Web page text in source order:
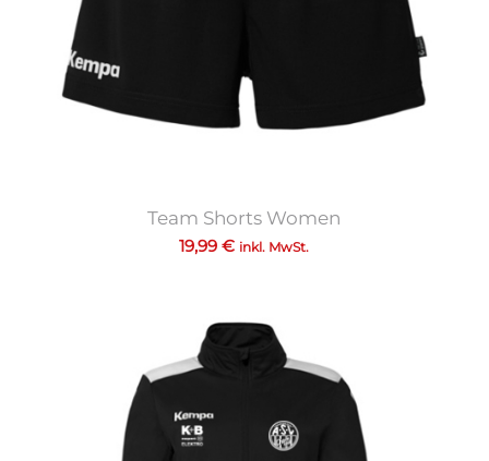
Team Shorts Women
19,99€ inkl. MwSt.